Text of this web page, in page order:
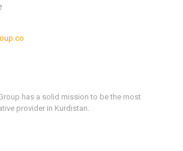
has a solid mission to be the most
provider in Kurdistan.